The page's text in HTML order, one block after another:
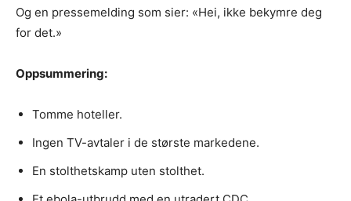
Og en pressemelding som sier: «Hei, ikke bekymre deg
for det.»
Oppsummering:
Tomme hoteller.
Ingen TV-avtaler i de største markedene.
En stolthetskamp uten stolthet.